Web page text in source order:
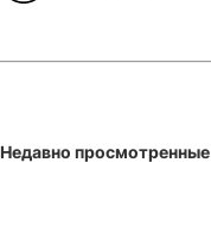
Недавно просмотренные